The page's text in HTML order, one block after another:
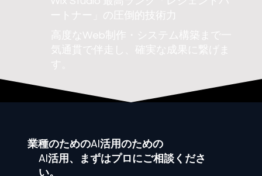
ートナー」の圧倒的技術力
高度なWeb制作・システム構築まで一
気通貫で伴走し、確実な成果に繋げま
す。
業種のためのAI活用のための
AI活用、まずはプロにご相談くださ
い。